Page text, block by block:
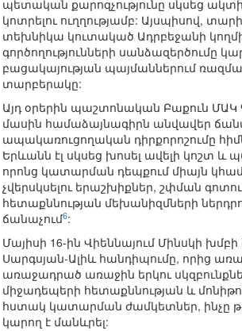
պետական քարոզչությունը սկսեց
կոտրելու ուղղությամբ: Այսպիսով,
տեխնիկա կուտակած Ադրբեջանի
գործողությունների սանձազերծումը
բացակայության պայմաններում
տարբերակը:
Այդ օրերին պաշտոնական Բաքուն ՄԱԿ
մասին համաձայնագիրն անվավեր
ապակառուցողական դիրքորոշումը
Երևանն էլ սկսեց խոսել ավելի
որոնց կատարման դեպքում միայն
չվերսկսելու երաշխիքներ, շփման
հետաքննության մեխանիզմների
ճանաչում6:
Մայիսի 16-ին Վիեննայում Մինսկի
Սարգսյան-Ալիև հանդիպումը, որից
առաջադրած առաջին երկու
միջադեպերի հետաքննության և
հստակ կատարման ժամկետներ, ինչը
կարող է մանևրել: